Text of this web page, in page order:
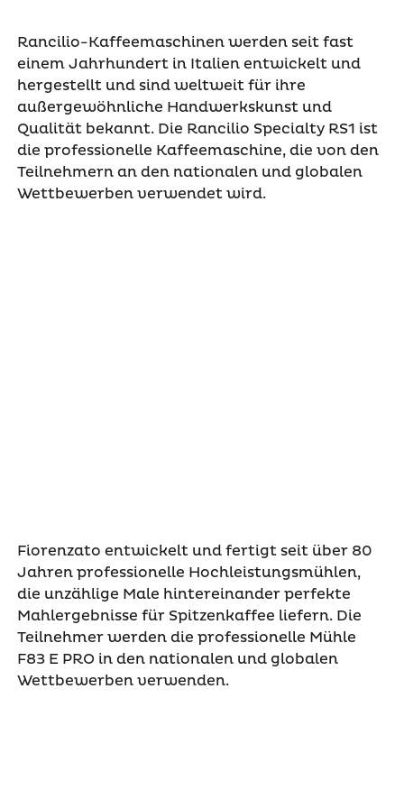
Rancilio-Kaffeemaschinen werden seit fast
einem Jahrhundert in Italien entwickelt und
hergestellt und sind weltweit für ihre
außergewöhnliche Handwerkskunst und
Qualität bekannt. Die Rancilio Specialty RS1 ist
die professionelle Kaffeemaschine, die von den
Teilnehmern an den nationalen und globalen
Wettbewerben verwendet wird.
Fiorenzato entwickelt und fertigt seit über 80
Jahren professionelle Hochleistungsmühlen,
die unzählige Male hintereinander perfekte
Mahlergebnisse für Spitzenkaffee liefern. Die
Teilnehmer werden die professionelle Mühle
F83 E PRO in den nationalen und globalen
Wettbewerben verwenden.